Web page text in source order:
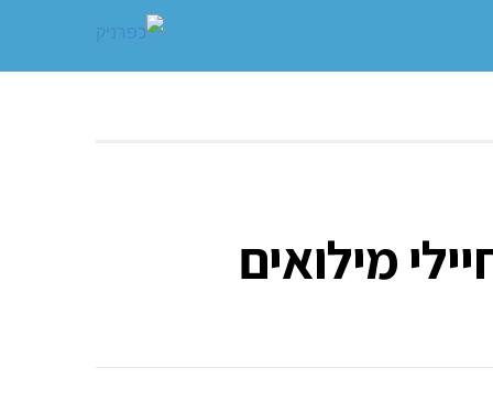
מילואים